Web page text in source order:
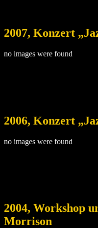
2007, Konzert
no images were found
2006, Konzert
no images were found
2004, Workshop
Morrison